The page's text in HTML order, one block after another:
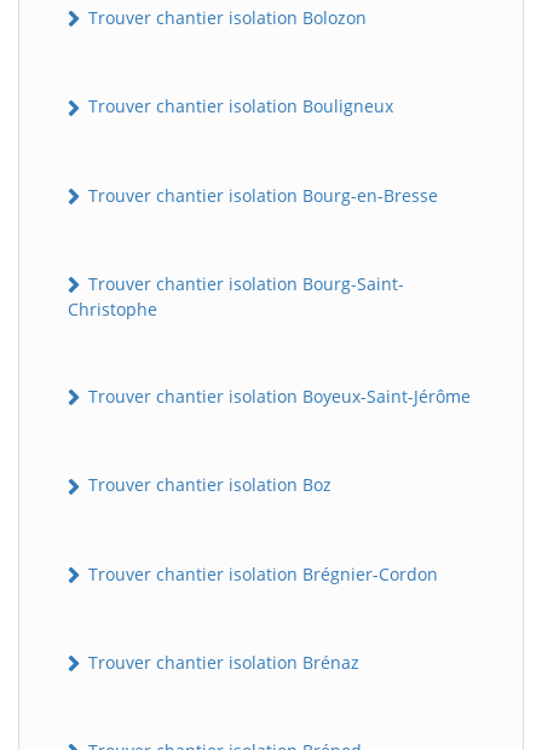
Trouver chantier isolation Bolozon
Trouver chantier isolation Bouligneux
Trouver chantier isolation Bourg-en-Bresse
Trouver chantier isolation Bourg-Saint-
Christophe
Trouver chantier isolation Boyeux-Saint-Jérôme
Trouver chantier isolation Boz
Trouver chantier isolation Brégnier-Cordon
Trouver chantier isolation Brénaz